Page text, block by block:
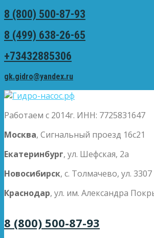
8 (800) 500-87-93
8 (499) 638-26-65
+73432885306
gk.gidro@yandex.ru
Работаем с 2014г. ИНН: 7725831647
Москва, Сигнальный проезд 16с21
Екатеринбург, ул. Шефская, 2а
Новосибирск, с. Толмачево, ул.
Краснодар, ул. им. Александра
8 (800) 500-87-93